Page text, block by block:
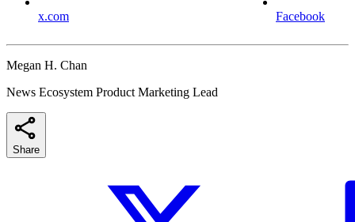
x.com Facebook
Megan H. Chan
News Ecosystem Product Marketing Lead
Share